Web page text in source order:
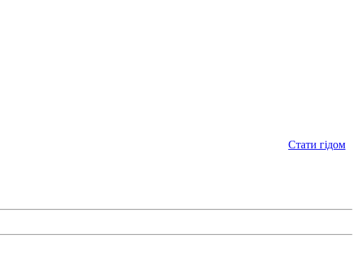
Стати гідом